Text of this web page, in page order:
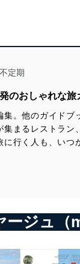
定期
のおしゃれな旅
。他のガイド
集まるレストラ
行く人も、い
ジュ